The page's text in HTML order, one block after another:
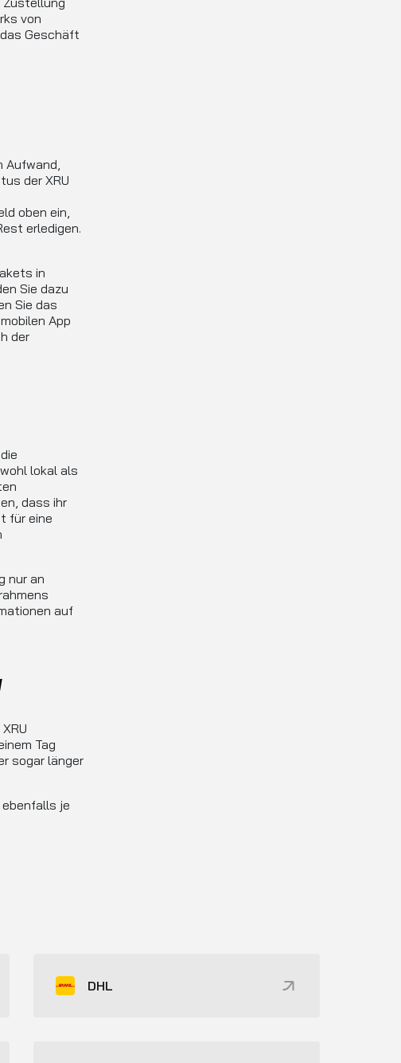
von
Geschäft
Aufwand,
der XRU
oben ein,
erledigen.
in
Sie dazu
Sie das
App
der
lokal als
dass ihr
für eine
nur an
auf
Tag
sogar länger
ebenfalls je
DHL